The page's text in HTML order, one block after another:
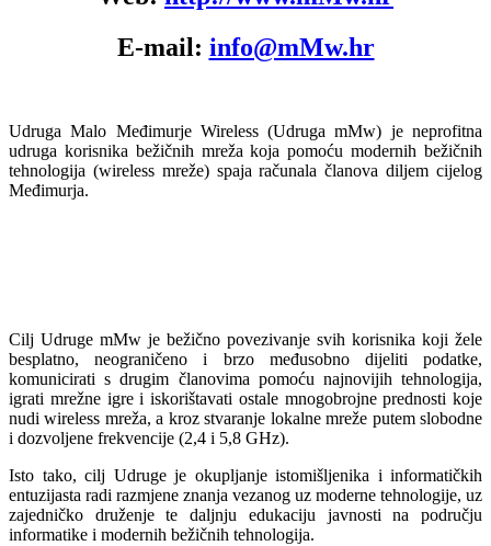
E-mail: info@mMw.hr
Udruga Malo Međimurje Wireless (Udruga mMw) je neprofitna
udruga korisnika bežičnih mreža koja pomoću modernih bežičnih
tehnologija (wireless mreže) spaja računala članova diljem cijelog
Međimurja.
Cilj Udruge mMw je bežično povezivanje svih korisnika koji žele
besplatno, neograničeno i brzo međusobno dijeliti podatke,
komunicirati s drugim članovima pomoću najnovijih tehnologija,
igrati mrežne igre i iskorištavati ostale mnogobrojne prednosti koje
nudi wireless mreža, a kroz stvaranje lokalne mreže putem slobodne
i dozvoljene frekvencije (2,4 i 5,8 GHz).
Isto tako, cilj Udruge je okupljanje istomišljenika i informatičkih
entuzijasta radi razmjene znanja vezanog uz moderne tehnologije, uz
zajedničko druženje te daljnju edukaciju javnosti na području
informatike i modernih bežičnih tehnologija.